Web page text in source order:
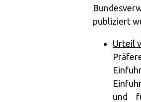
publiziert
Urteil
und